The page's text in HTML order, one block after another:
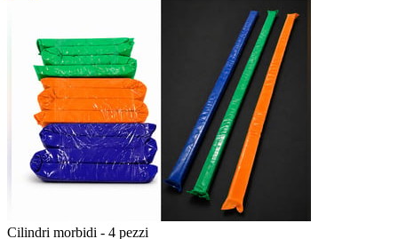
Cilindri morbidi - 4 pezzi